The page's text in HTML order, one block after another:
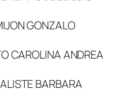
GONZALO
CAROLINA ANDREA
BARBARA